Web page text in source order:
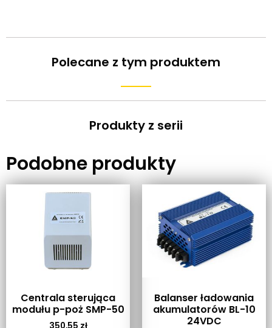
Polecane z tym produktem
Produkty z serii
Podobne produkty
Centrala sterująca
modułu p-poż SMP-50
350,55 zł
Balanser ładowania
akumulatorów BL-10
24VDC